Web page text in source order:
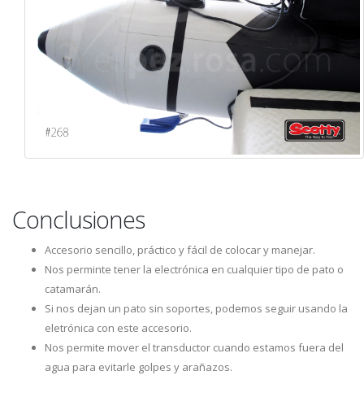
Conclusiones
Accesorio sencillo, práctico y fácil de colocar y manejar.
Nos perminte tener la electrónica en cualquier tipo de pato o
catamarán.
Si nos dejan un pato sin soportes, podemos seguir usando la
eletrónica con este accesorio.
Nos permite mover el transductor cuando estamos fuera del
agua para evitarle golpes y arañazos.